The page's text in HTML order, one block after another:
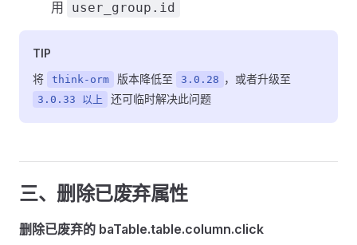
用 user_group.id
TIP
将
think-orm 版本降低至 3.0.28 ，或者升级至
3.0.33 以上 还可临时解决此问题
三、删除已废弃属性
删除已废弃的 baTable.table.column.click